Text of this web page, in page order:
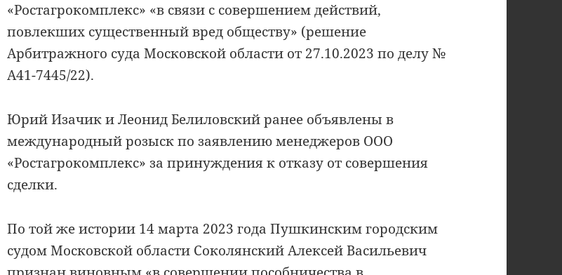
«Ростагрокомплекс» «в связи с совершением действий,
повлекших существенный вред обществу» (решение
Арбитражного суда Московской области от 27.10.2023 по делу №
А41-7445/22).
Юрий Изачик и Леонид Белиловский ранее объявлены в
международный розыск по заявлению менеджеров ООО
«Ростагрокомплекс» за принуждения к отказу от совершения
сделки.
По той же истории 14 марта 2023 года Пушкинским городским
судом Московской области Соколянский Алексей Васильевич